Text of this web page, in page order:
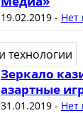
19.02.2019- Нет
Зеркало
азартные
31.01.2019- Нет